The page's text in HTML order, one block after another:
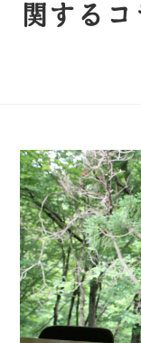
関する